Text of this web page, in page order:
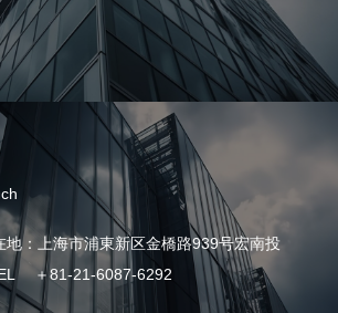
：上海市浦東新区金橋路939号宏南投
＋81-21-6087-6292